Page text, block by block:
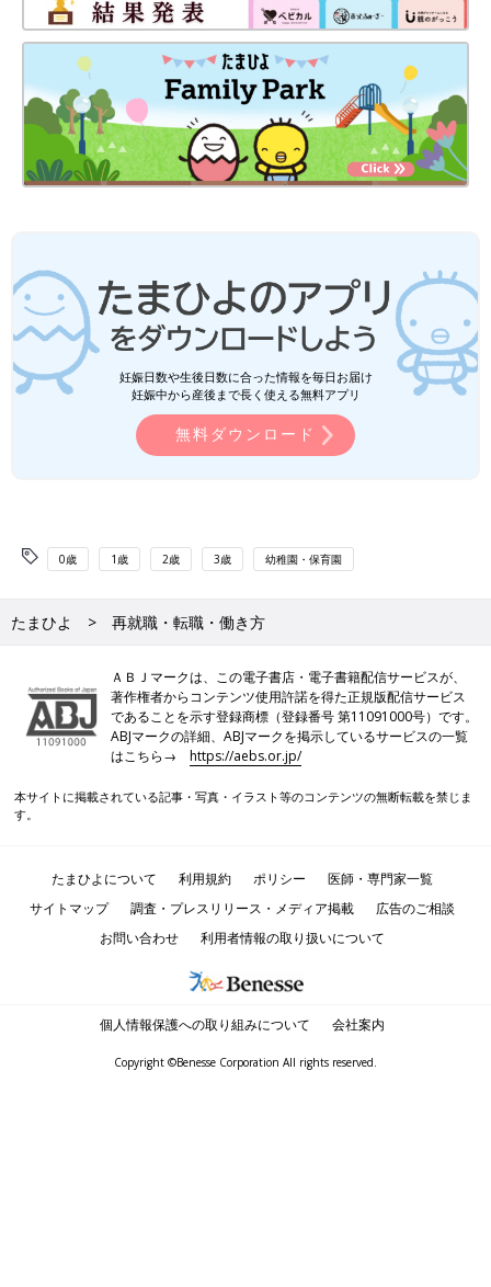
妊娠日数や生後日数に合った情報を毎日お届け
妊娠中から産後まで長く使える無料アプリ
無料ダウンロード
0歳 1歳 2歳 3歳 幼稚園・保育園
たまひよ 再就職・転職・働き方
ＡＢＪマークは、この電子書店・電子書籍配信サービスが、
著作権者からコンテンツ使用許諾を得た正規版配信サービス
であることを示す登録商標（登録番号 第11091000号）です。
ABJマークの詳細、ABJマークを掲示しているサービスの一覧
はこちら→https://aebs.or.jp/
本サイトに掲載されている記事・写真・イラスト等のコンテンツの無断転載を禁じま
す。
たまひよについて 利用規約 ポリシー
医師・専門家一覧
サイトマップ
調査・プレスリリース・メディア掲載
広告のご相談
お問い合わせ
利用者情報の取り扱いについて
個人情報保護への取り組みについて 会社案内
Copyright ©Benesse Corporation All rights reserved.